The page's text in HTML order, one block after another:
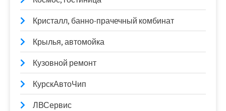
Кристалл, банно-прачечный комбинат
Крылья, автомойка
Кузовной ремонт
КурскАвтоЧип
ЛВСервис